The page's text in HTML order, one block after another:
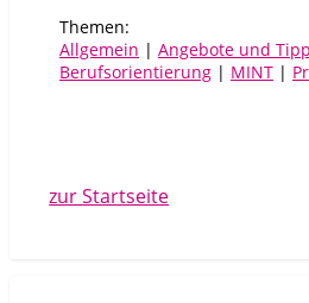
Themen:
Allgemein | Angebote und
Berufsorientierung | MINT |
zur Startseite